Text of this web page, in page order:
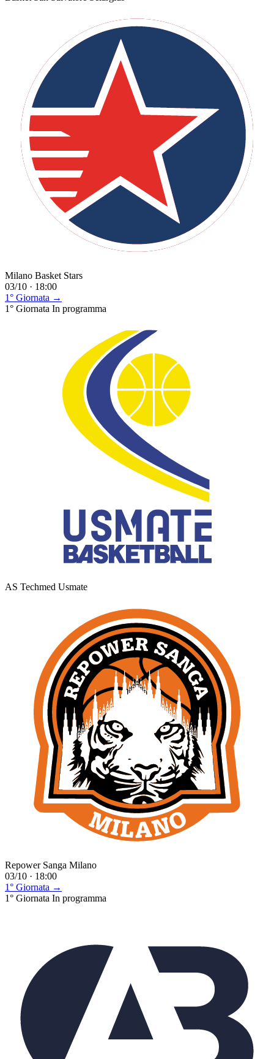
Milano Basket Stars
03/10 · 18:00
1° Giornata →
1° Giornata In programma
AS Techmed Usmate
Repower Sanga Milano
03/10 · 18:00
1° Giornata →
1° Giornata In programma